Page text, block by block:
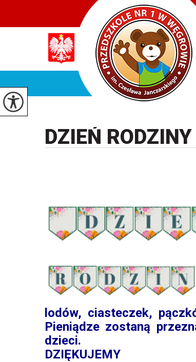
DZIEŃ
lodów, ciasteczek,
Pieniądze zostaną
dzieci.
DZIĘKUJEMY